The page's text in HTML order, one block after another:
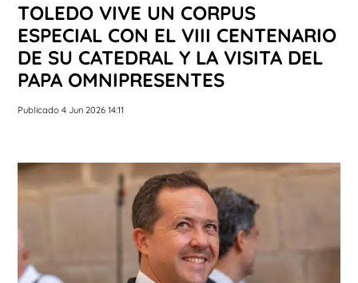
TOLEDO VIVE UN CORPUS
ESPECIAL CON EL VIII CENTENARIO
DE SU CATEDRAL Y LA VISITA DEL
PAPA OMNIPRESENTES
Publicado 4 Jun 2026 14:11